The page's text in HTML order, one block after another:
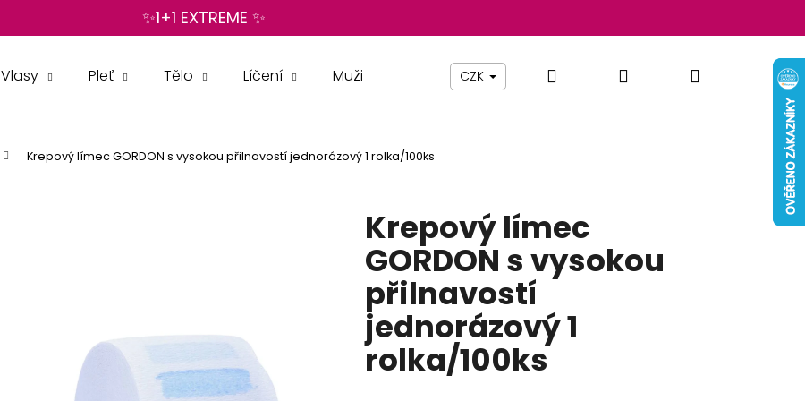
✨1+1 EXTREME ✨
Vlasy Pleť Tělo Líčení Muži Beauty By Simona Pomůcky Nábytek
CZK Hledat PřihlášeníNákupní
Krepový límec GORDON s vysokou přilnavostí jednorázový 1 rolka/100ks
Krepový límec
GORDON s vysokou
přilnavostí
jednorázový 1
rolka/100ks
HLEDAT